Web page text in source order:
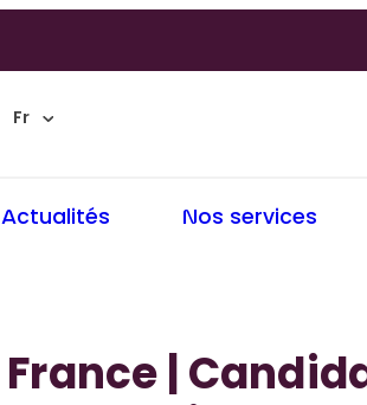
Fr
Actualités Nos services
France |